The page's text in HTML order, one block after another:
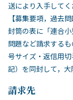
送により入手してく
【募集要項，過去
封筒の表に「連合
問題など請求する
号サイズ・返信用
記）を同封して，大
請求先